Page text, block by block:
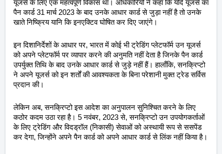
यूजर्स के लिए एक महत्वपूर्ण विकास था। अधिकारियों ने कहा कि यदि यूजर्स का
पैन कार्ड 31 मार्च 2023 के बाद उनके आधार कार्ड से जुड़ा नहीं है तो उनके
खाते निष्क्रिय यानि कि इनएक्टिव घोषित कर दिए जाएंगे।
इन दिशानिर्देशों के आधार पर, भारत में कोई भी ट्रेडिंग प्लेटफॉर्म उन यूजर्स
को अपने प्लेटफॉर्म पर व्यापार करने की अनुमति नहीं देता है जिनके पैन कार्ड
उपर्युक्त तिथि के बाद उनके आधार कार्ड से जुड़े नहीं हैं। हालाँकि, सनक्रिप्टो
ने अपने यूजर्स को इन शर्तों की आवश्यकता के बिना परेशानी मुक्त ट्रेड सर्विस
प्रदान की।
लेकिन अब, सनक्रिप्टो इस आदेश का अनुपालन सुनिश्चित करने के लिए
कठोर कदम उठा रहा है। 5 नवंबर, 2023 से, सनक्रिप्टो उन उपयोगकर्ताओं
के लिए ट्रेडिंग और विदड्रॉल (निकासी) सेवाओं को अस्थायी रूप से ससपेंड
कर देगा, जिन्होंने अपने पैन कार्ड को अपने आधार कार्ड से लिंक नहीं किया है।